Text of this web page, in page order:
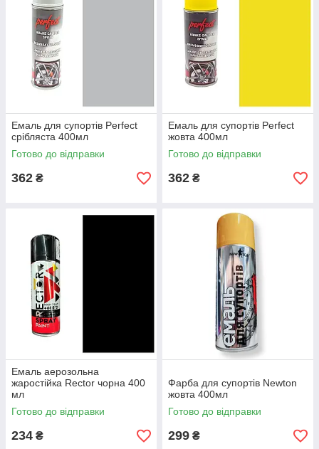
Емаль для супортів Perfect
срібляста 400мл
Готово до відправки
362 ₴
Емаль для супортів Perfect
жовта 400мл
Готово до відправки
362 ₴
Емаль аерозольна
жаростійка Rector чорна 400
мл
Готово до відправки
234 ₴
Фарба для супортів Newton
жовта 400мл
Готово до відправки
299 ₴